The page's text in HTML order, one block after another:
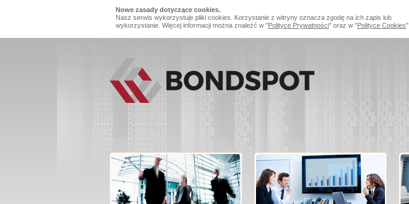
Nowe zasady dotyczące cookies.
Nasz serwis wykorzystuje pliki cookies. Korzystanie z witryny oznacza zgodę na ich zapis lub
wykorzystanie. Więcej informacji można znaleźć w "Polityce Prywatności" oraz w "Polityce Cookies".